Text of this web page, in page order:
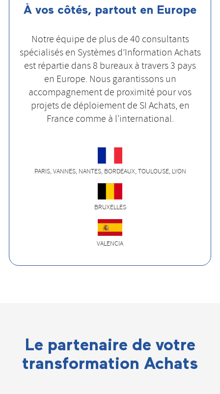
À vos côtés, partout en Europe
Notre équipe de plus de 40 consultants
spécialisés en Systèmes d’Information Achats
est répartie dans 8 bureaux à travers 3 pays
en Europe. Nous garantissons un
accompagnement de proximité pour vos
projets de déploiement de SI Achats, en
France comme à l'international.
PARIS, VANNES, NANTES, BORDEAUX, TOULOUSE, LYON
BRUXELLES
VALENCIA
Le partenaire de votre
transformation Achats